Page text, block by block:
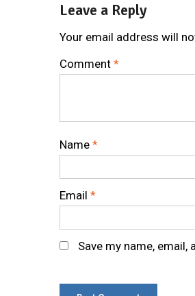
Leave a Reply
Your email address will
Comment *
Name *
Email *
Save my name,